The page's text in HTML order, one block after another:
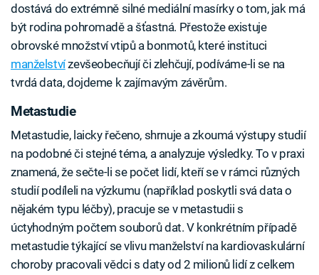
dostává do extrémně silné mediální masírky o tom, jak má
být rodina pohromadě a šťastná. Přestože existuje
obrovské množství vtipů a bonmotů, které instituci
manželstvízevšeobecňují či zlehčují, podíváme-li se na
tvrdá data, dojdeme k zajímavým závěrům.
Metastudie
Metastudie, laicky řečeno, shrnuje a zkoumá výstupy studií
na podobné či stejné téma, a analyzuje výsledky. To v praxi
znamená, že sečte-li se počet lidí, kteří se v rámci různých
studií podíleli na výzkumu (například poskytli svá data o
nějakém typu léčby), pracuje se v metastudii s
úctyhodným počtem souborů dat. V konkrétním případě
metastudie týkající se vlivu manželství na kardiovaskulární
choroby pracovali vědci s daty od 2 milionů lidí z celkem